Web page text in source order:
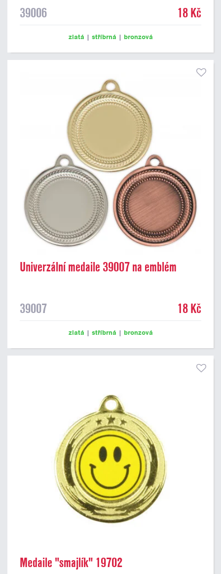
39006 18 Kč
zlatá | stříbrná | bronzová
Univerzální medaile 39007 na emblém
39007 18 Kč
zlatá | stříbrná | bronzová
Medaile "smajlík" 19702